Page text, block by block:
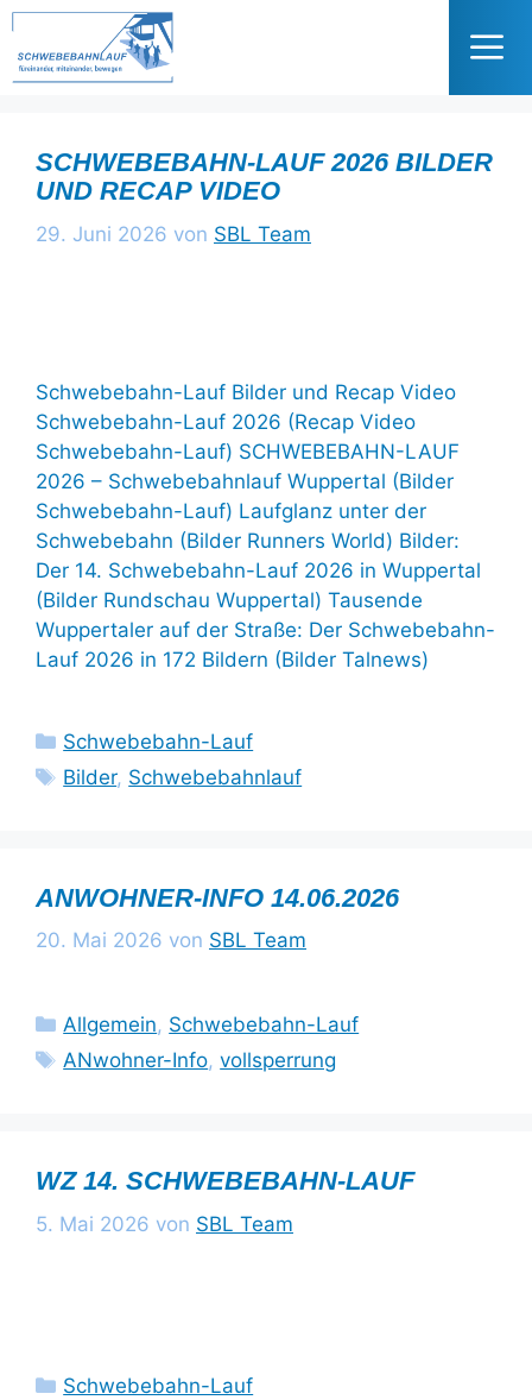
Zum
springen
SCHWEBEBAHN-LAUF 2026 BILDER
UND RECAP VIDEO
29. Juni 2026 von SBL Team
Schwebebahn-Lauf Bilder und Recap Video
Schwebebahn-Lauf 2026 (Recap Video
Schwebebahn-Lauf) SCHWEBEBAHN-LAUF
2026 – Schwebebahnlauf Wuppertal (Bilder
Schwebebahn-Lauf) Laufglanz unter der
Schwebebahn (Bilder Runners World) Bilder:
Der 14. Schwebebahn-Lauf 2026 in Wuppertal
(Bilder Rundschau Wuppertal) Tausende
Wuppertaler auf der Straße: Der Schwebebahn-
Lauf 2026 in 172 Bildern (Bilder Talnews)
Kategorien
Schwebebahn-Lauf
Schlagwörter
Bilder, Schwebebahnlauf
ANWOHNER-INFO 14.06.2026
20. Mai 2026 von SBL Team
Kategorien
Allgemein, Schwebebahn-Lauf
Schlagwörter
ANwohner-Info,vollsperrung
WZ 14. SCHWEBEBAHN-LAUF
5. Mai 2026 von SBL Team
Kategorien
Schwebebahn-Lauf